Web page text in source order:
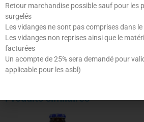
CLASSIFICATION
Produits similaires
Retour marchandise possible sauf pour les
surgelés
Les vidanges ne sont pas comprises dans le
Les vidanges non reprises ainsi que le
facturées
Un acompte de 25% sera demandé pour
applicable pour les asbl)